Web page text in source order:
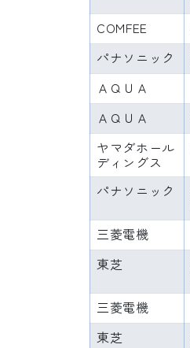
COMFEE
パナソニック
ＡＱＵＡ
ＡＱＵＡ
ヤマダホール
ディングス
パナソニック
三菱電機
東芝
三菱電機
東芝